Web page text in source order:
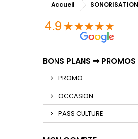
Accueil SONORISATION
BONS PLANS ⇒ PROMOS
PROMO
OCCASION
PASS CULTURE